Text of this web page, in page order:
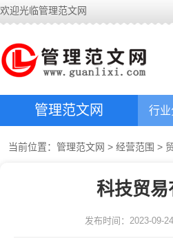
欢迎光临管理范文网
管理范文网 行业
当前位置： 管理范文网 > 经营范围 >
科技贸
发布时间：2023-09-